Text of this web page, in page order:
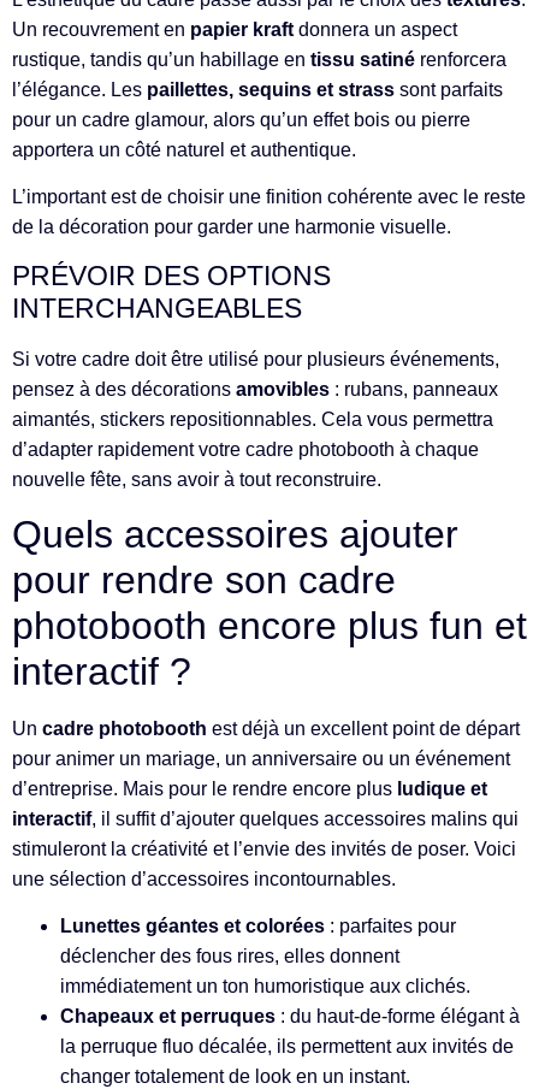
Un recouvrement en papier kraft donnera un aspect
rustique, tandis qu’un habillage en tissu satiné renforcera
l’élégance. Les paillettes, sequins et strass sont parfaits
pour un cadre glamour, alors qu’un effet bois ou pierre
apportera un côté naturel et authentique.
L’important est de choisir une finition cohérente avec le reste
de la décoration pour garder une harmonie visuelle.
PRÉVOIR DES OPTIONS
INTERCHANGEABLES
Si votre cadre doit être utilisé pour plusieurs événements,
pensez à des décorations amovibles : rubans, panneaux
aimantés, stickers repositionnables. Cela vous permettra
d’adapter rapidement votre cadre photobooth à chaque
nouvelle fête, sans avoir à tout reconstruire.
Quels accessoires ajouter
pour rendre son cadre
photobooth encore plus fun et
interactif ?
Un cadre photobooth est déjà un excellent point de départ
pour animer un mariage, un anniversaire ou un événement
d’entreprise. Mais pour le rendre encore plus ludique et
interactif, il suffit d’ajouter quelques accessoires malins qui
stimuleront la créativité et l’envie des invités de poser. Voici
une sélection d’accessoires incontournables.
Lunettes géantes et colorées : parfaites pour
déclencher des fous rires, elles donnent
immédiatement un ton humoristique aux clichés.
Chapeaux et perruques : du haut-de-forme élégant à
la perruque fluo décalée, ils permettent aux invités de
changer totalement de look en un instant.